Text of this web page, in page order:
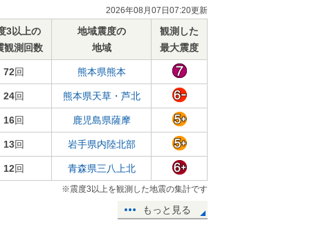
2026年08月07日07:20更新
3以上の
観測回数
地域震度の
地域
観測した
最大震度
72回 熊本県熊本
24回 熊本県天草・芦北
16回 鹿児島県薩摩
13回 岩手県内陸北部
12回 青森県三八上北
※震度3以上を観測した地震の集計です
もっと見る